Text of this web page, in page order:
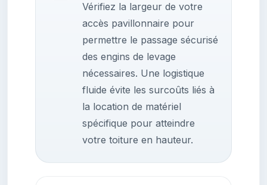
Vérifiez la largeur de votre
accès pavillonnaire pour
permettre le passage sécurisé
des engins de levage
nécessaires. Une logistique
fluide évite les surcoûts liés à
la location de matériel
spécifique pour atteindre
votre toiture en hauteur.